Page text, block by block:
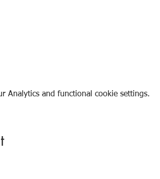
Analytics and functional cookie settings.